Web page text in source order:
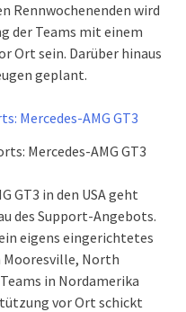
Rennwochenenden wird
der Teams mit einem
Ort sein. Darüber hinaus
geplant.
Mercedes-AMG GT3
GT3 in den USA geht
des Support-Angebots.
eigens eingerichtetes
North
in Nordamerika
vor Ort schickt